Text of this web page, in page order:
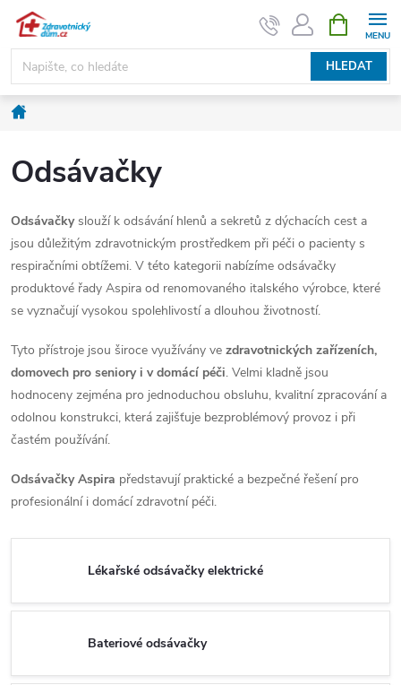
Přejít
obsah
HLEDAT
NÁKUPNÍ
KOŠÍK
Domů
Odsávačky
Odsávačkyslouží k odsávání hlenů a sekretů z dýchacích cest a
jsou důležitým zdravotnickým prostředkem při péči o pacienty s
respiračními obtížemi. V této kategorii nabízíme odsávačky
produktové řady Aspira od renomovaného italského výrobce, které
se vyznačují vysokou spolehlivostí a dlouhou životností.
Tyto přístroje jsou široce využívány ve zdravotnických zařízeních,
domovech pro seniory i v domácí péči. Velmi kladně jsou
hodnoceny zejména pro jednoduchou obsluhu, kvalitní zpracování a
odolnou konstrukci, která zajišťuje bezproblémový provoz i při
častém používání.
Odsávačky Aspira představují praktické a bezpečné řešení pro
profesionální i domácí zdravotní péči.
Lékařské odsávačky elektrické
Bateriové odsávačky